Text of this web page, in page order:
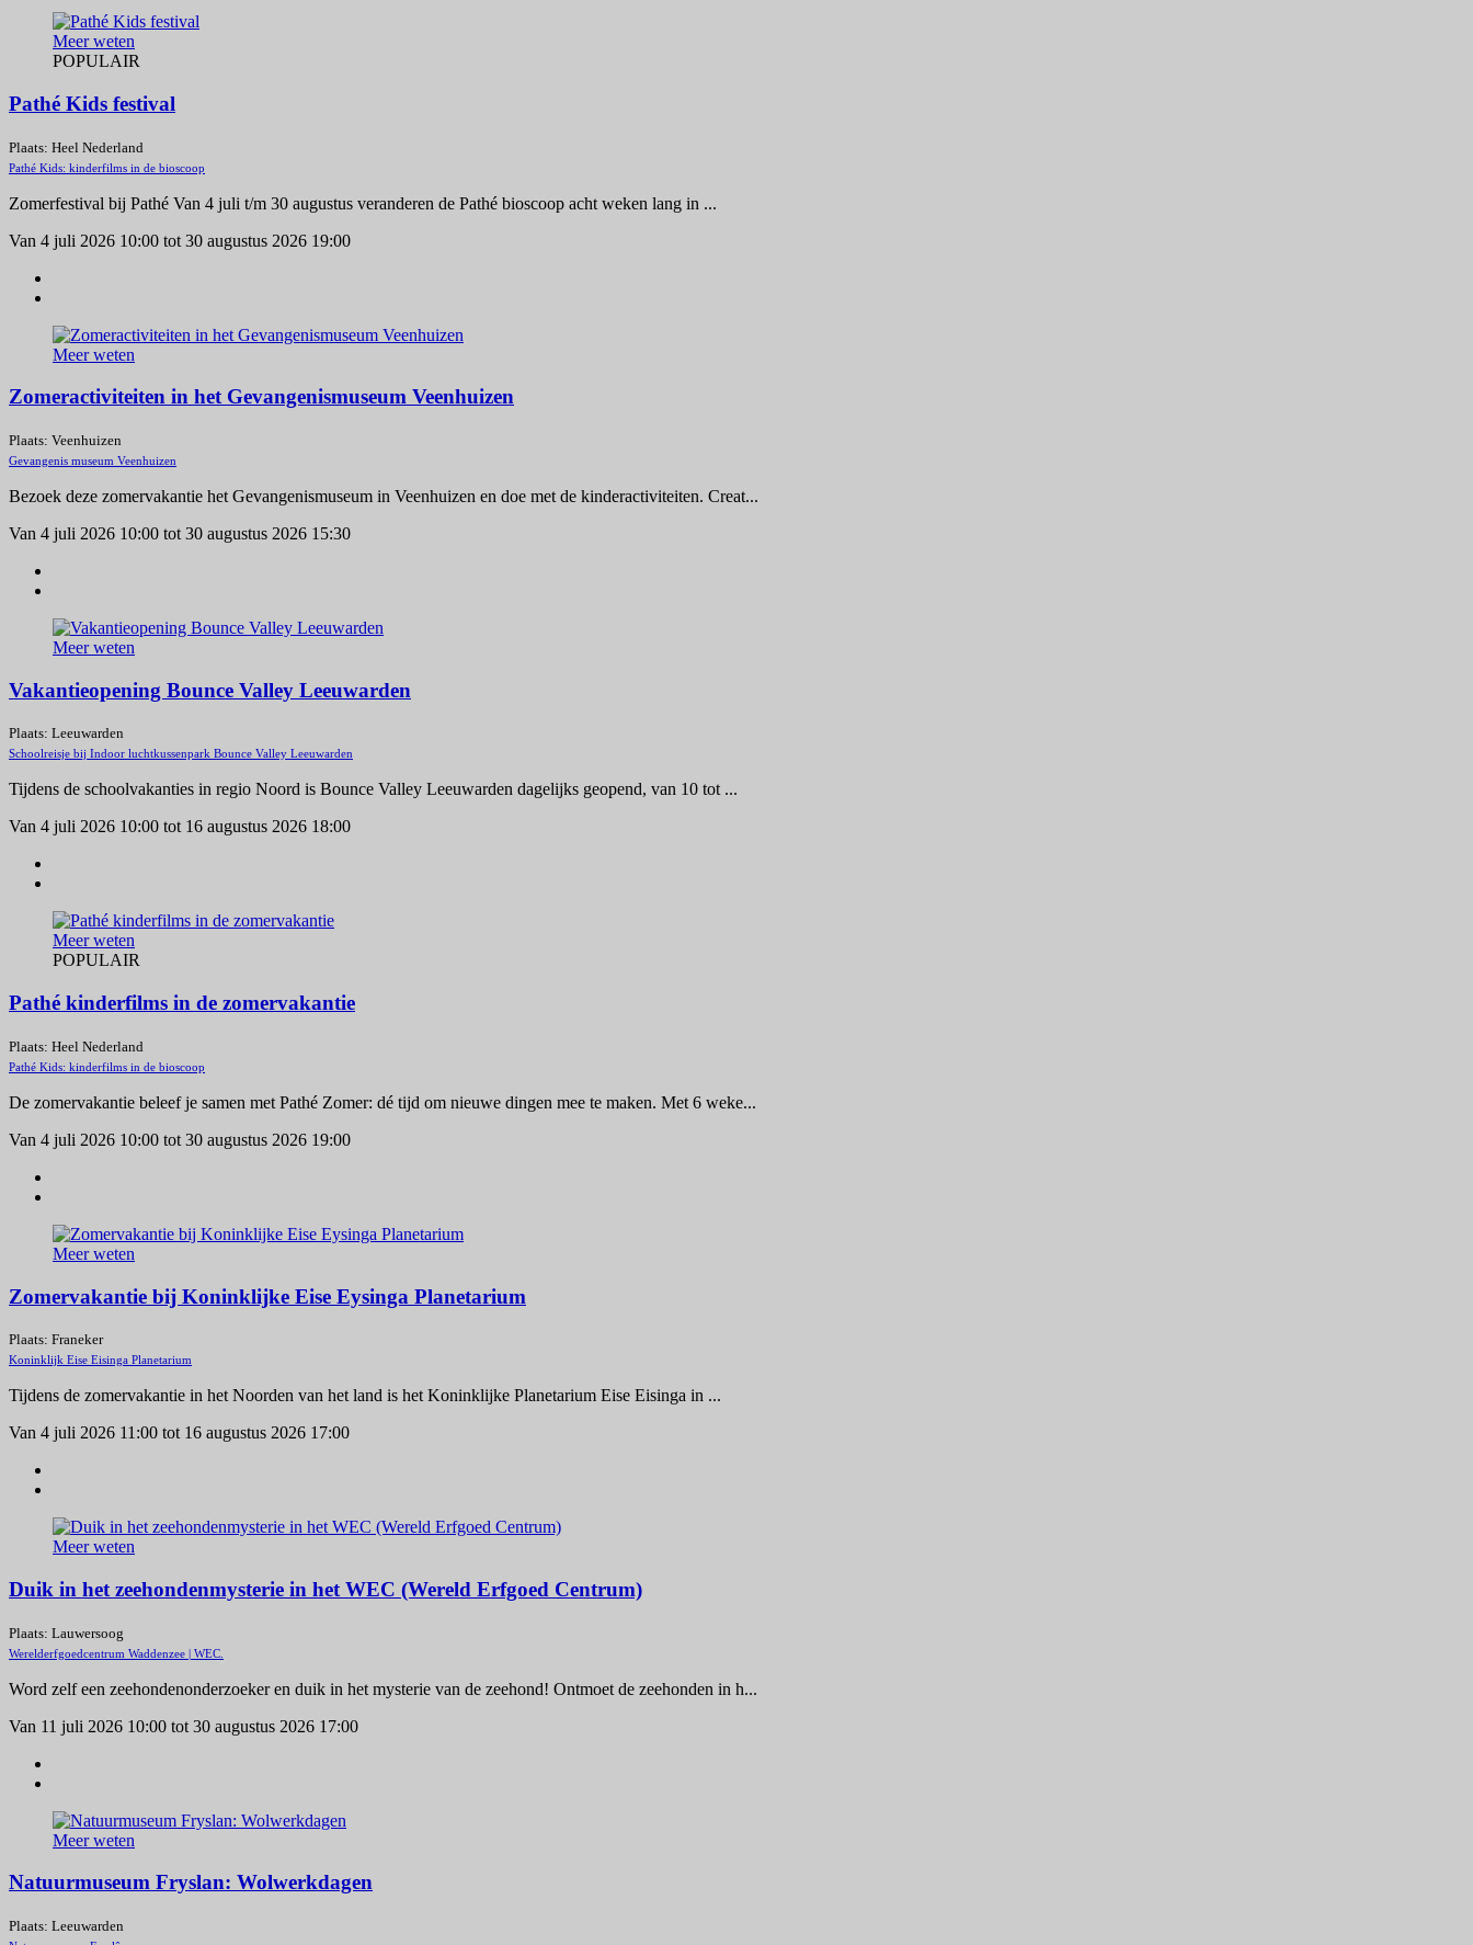
Meer weten
POPULAIR
Pathé Kids festival
Plaats: Heel Nederland
Pathé Kids: kinderfilms in de bioscoop
Zomerfestival bij Pathé Van 4 juli t/m 30 augustus veranderen de Pathé bioscoop acht weken lang in ...
Van 4 juli 2026 10:00 tot 30 augustus 2026 19:00
Meer weten
Zomeractiviteiten in het Gevangenismuseum Veenhuizen
Plaats: Veenhuizen
Gevangenis museum Veenhuizen
Bezoek deze zomervakantie het Gevangenismuseum in Veenhuizen en doe met de kinderactiviteiten. Creat...
Van 4 juli 2026 10:00 tot 30 augustus 2026 15:30
Meer weten
Vakantieopening Bounce Valley Leeuwarden
Plaats: Leeuwarden
Schoolreisje bij Indoor luchtkussenpark Bounce Valley Leeuwarden
Tijdens de schoolvakanties in regio Noord is Bounce Valley Leeuwarden dagelijks geopend, van 10 tot ...
Van 4 juli 2026 10:00 tot 16 augustus 2026 18:00
Meer weten
POPULAIR
Pathé kinderfilms in de zomervakantie
Plaats: Heel Nederland
Pathé Kids: kinderfilms in de bioscoop
De zomervakantie beleef je samen met Pathé Zomer: dé tijd om nieuwe dingen mee te maken. Met 6 weke...
Van 4 juli 2026 10:00 tot 30 augustus 2026 19:00
Meer weten
Zomervakantie bij Koninklijke Eise Eysinga Planetarium
Plaats: Franeker
Koninklijk Eise Eisinga Planetarium
Tijdens de zomervakantie in het Noorden van het land is het Koninklijke Planetarium Eise Eisinga in ...
Van 4 juli 2026 11:00 tot 16 augustus 2026 17:00
Meer weten
Duik in het zeehondenmysterie in het WEC (Wereld Erfgoed Centrum)
Plaats: Lauwersoog
Werelderfgoedcentrum Waddenzee | WEC.
Word zelf een zeehondenonderzoeker en duik in het mysterie van de zeehond! Ontmoet de zeehonden in h...
Van 11 juli 2026 10:00 tot 30 augustus 2026 17:00
Meer weten
Natuurmuseum Fryslan: Wolwerkdagen
Plaats: Leeuwarden